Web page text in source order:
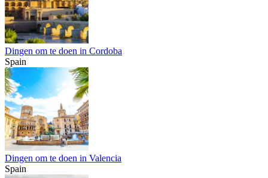
Dingen om te doen in Cordoba
Spain
Dingen om te doen in Valencia
Spain